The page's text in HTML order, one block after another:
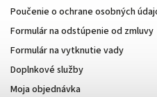
Poučenie o ochrane osobných
Formulár na odstúpenie od zmluvy
Formulár na vytknutie vady
Doplnkové služby
Moja objednávka